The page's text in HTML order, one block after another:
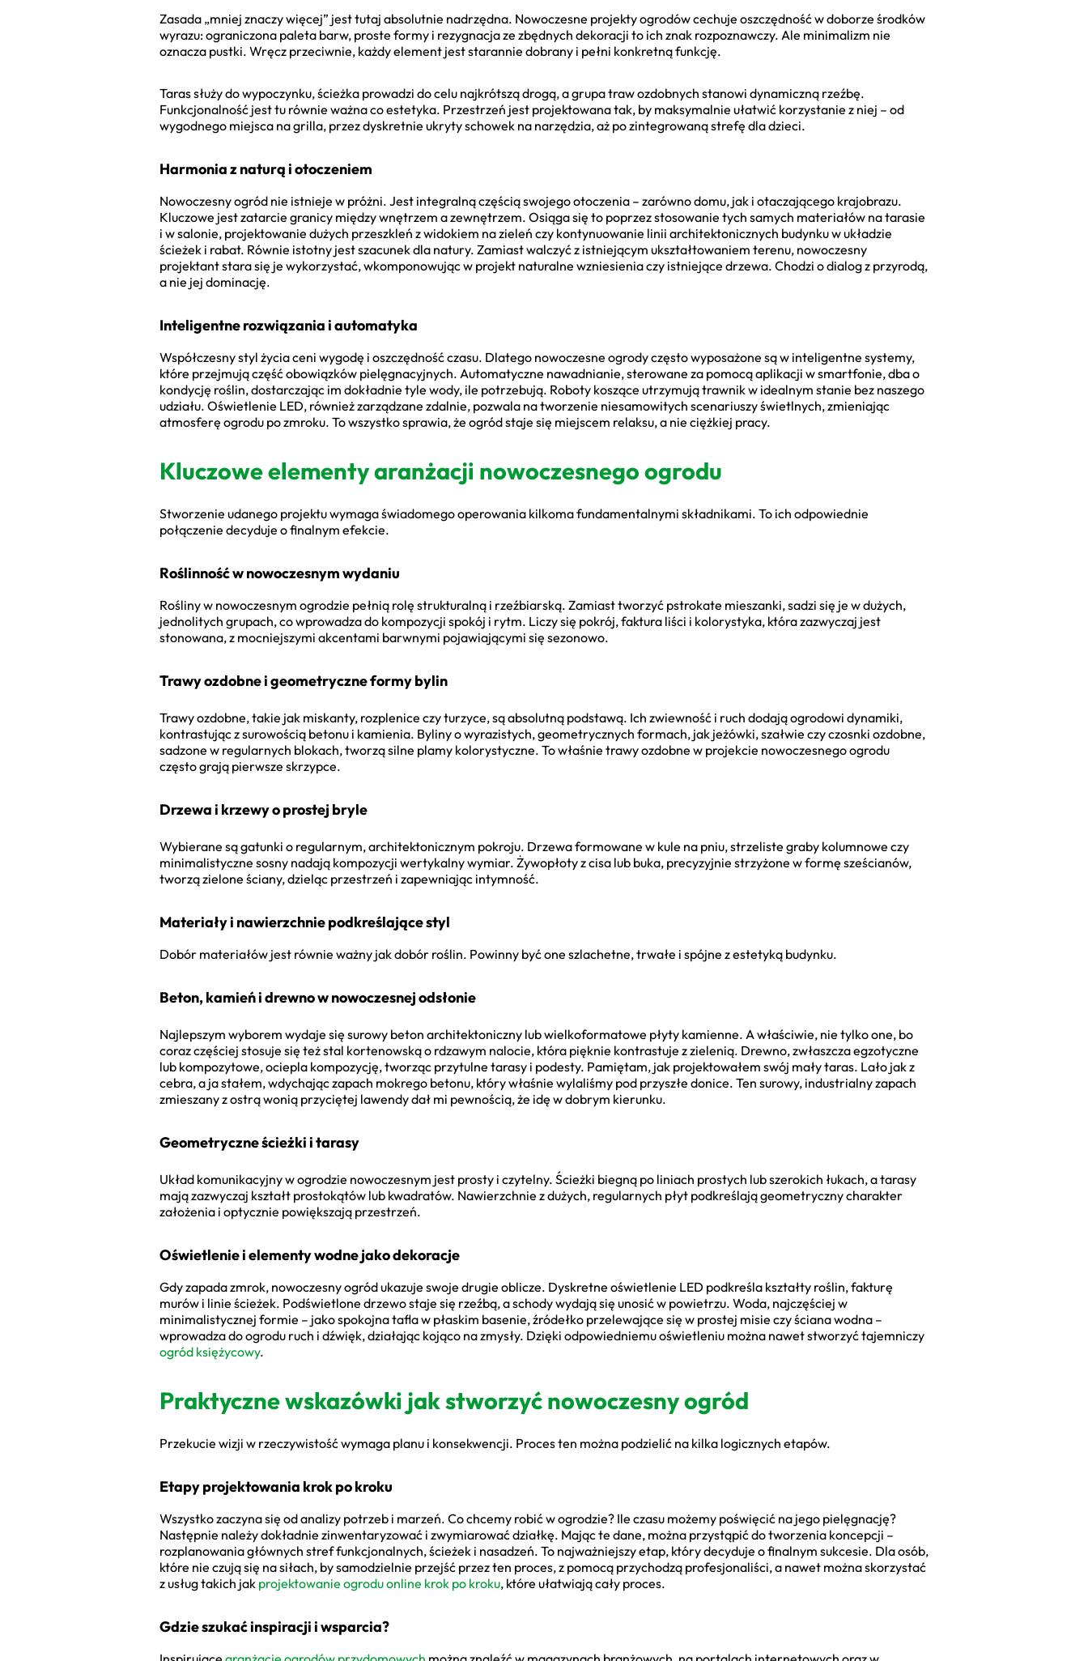
Zasada „mniej znaczy więcej” jest tutaj absolutnie nadrzędna. Nowoczesne projekty ogrodów cechuje oszczędność w doborze środków
wyrazu: ograniczona paleta barw, proste formy i rezygnacja ze zbędnych dekoracji to ich znak rozpoznawczy. Ale minimalizm nie
oznacza pustki. Wręcz przeciwnie, każdy element jest starannie dobrany i pełni konkretną funkcję.
Taras służy do wypoczynku, ścieżka prowadzi do celu najkrótszą drogą, a grupa traw ozdobnych stanowi dynamiczną rzeźbę.
Funkcjonalność jest tu równie ważna co estetyka. Przestrzeń jest projektowana tak, by maksymalnie ułatwić korzystanie z niej – od
wygodnego miejsca na grilla, przez dyskretnie ukryty schowek na narzędzia, aż po zintegrowaną strefę dla dzieci.
Harmonia z naturą i otoczeniem
Nowoczesny ogród nie istnieje w próżni. Jest integralną częścią swojego otoczenia – zarówno domu, jak i otaczającego krajobrazu.
Kluczowe jest zatarcie granicy między wnętrzem a zewnętrzem. Osiąga się to poprzez stosowanie tych samych materiałów na tarasie
i w salonie, projektowanie dużych przeszkleń z widokiem na zieleń czy kontynuowanie linii architektonicznych budynku w układzie
ścieżek i rabat. Równie istotny jest szacunek dla natury. Zamiast walczyć z istniejącym ukształtowaniem terenu, nowoczesny
projektant stara się je wykorzystać, wkomponowując w projekt naturalne wzniesienia czy istniejące drzewa. Chodzi o dialog z przyrodą,
a nie jej dominację.
Inteligentne rozwiązania i automatyka
Współczesny styl życia ceni wygodę i oszczędność czasu. Dlatego nowoczesne ogrody często wyposażone są w inteligentne systemy,
które przejmują część obowiązków pielęgnacyjnych. Automatyczne nawadnianie, sterowane za pomocą aplikacji w smartfonie, dba o
kondycję roślin, dostarczając im dokładnie tyle wody, ile potrzebują. Roboty koszące utrzymują trawnik w idealnym stanie bez naszego
udziału. Oświetlenie LED, również zarządzane zdalnie, pozwala na tworzenie niesamowitych scenariuszy świetlnych, zmieniając
atmosferę ogrodu po zmroku. To wszystko sprawia, że ogród staje się miejscem relaksu, a nie ciężkiej pracy.
Kluczowe elementy aranżacji nowoczesnego ogrodu
Stworzenie udanego projektu wymaga świadomego operowania kilkoma fundamentalnymi składnikami. To ich odpowiednie
połączenie decyduje o finalnym efekcie.
Roślinność w nowoczesnym wydaniu
Rośliny w nowoczesnym ogrodzie pełnią rolę strukturalną i rzeźbiarską. Zamiast tworzyć pstrokate mieszanki, sadzi się je w dużych,
jednolitych grupach, co wprowadza do kompozycji spokój i rytm. Liczy się pokrój, faktura liści i kolorystyka, która zazwyczaj jest
stonowana, z mocniejszymi akcentami barwnymi pojawiającymi się sezonowo.
Trawy ozdobne i geometryczne formy bylin
Trawy ozdobne, takie jak miskanty, rozplenice czy turzyce, są absolutną podstawą. Ich zwiewność i ruch dodają ogrodowi dynamiki,
kontrastując z surowością betonu i kamienia. Byliny o wyrazistych, geometrycznych formach, jak jeżówki, szałwie czy czosnki ozdobne,
sadzone w regularnych blokach, tworzą silne plamy kolorystyczne. To właśnie trawy ozdobne w projekcie nowoczesnego ogrodu
często grają pierwsze skrzypce.
Drzewa i krzewy o prostej bryle
Wybierane są gatunki o regularnym, architektonicznym pokroju. Drzewa formowane w kule na pniu, strzeliste graby kolumnowe czy
minimalistyczne sosny nadają kompozycji wertykalny wymiar. Żywopłoty z cisa lub buka, precyzyjnie strzyżone w formę sześcianów,
tworzą zielone ściany, dzieląc przestrzeń i zapewniając intymność.
Materiały i nawierzchnie podkreślające styl
Dobór materiałów jest równie ważny jak dobór roślin. Powinny być one szlachetne, trwałe i spójne z estetyką budynku.
Beton, kamień i drewno w nowoczesnej odsłonie
Najlepszym wyborem wydaje się surowy beton architektoniczny lub wielkoformatowe płyty kamienne. A właściwie, nie tylko one, bo
coraz częściej stosuje się też stal kortenowską o rdzawym nalocie, która pięknie kontrastuje z zielenią. Drewno, zwłaszcza egzotyczne
lub kompozytowe, ociepla kompozycję, tworząc przytulne tarasy i podesty. Pamiętam, jak projektowałem swój mały taras. Lało jak z
cebra, a ja stałem, wdychając zapach mokrego betonu, który właśnie wylaliśmy pod przyszłe donice. Ten surowy, industrialny zapach
zmieszany z ostrą wonią przyciętej lawendy dał mi pewnością, że idę w dobrym kierunku.
Geometryczne ścieżki i tarasy
Układ komunikacyjny w ogrodzie nowoczesnym jest prosty i czytelny. Ścieżki biegną po liniach prostych lub szerokich łukach, a tarasy
mają zazwyczaj kształt prostokątów lub kwadratów. Nawierzchnie z dużych, regularnych płyt podkreślają geometryczny charakter
założenia i optycznie powiększają przestrzeń.
Oświetlenie i elementy wodne jako dekoracje
Gdy zapada zmrok, nowoczesny ogród ukazuje swoje drugie oblicze. Dyskretne oświetlenie LED podkreśla kształty roślin, fakturę
murów i linie ścieżek. Podświetlone drzewo staje się rzeźbą, a schody wydają się unosić w powietrzu. Woda, najczęściej w
minimalistycznej formie – jako spokojna tafla w płaskim basenie, źródełko przelewające się w prostej misie czy ściana wodna –
wprowadza do ogrodu ruch i dźwięk, działając kojąco na zmysły. Dzięki odpowiedniemu oświetleniu można nawet stworzyć tajemniczy
ogród księżycowy.
Praktyczne wskazówki jak stworzyć nowoczesny ogród
Przekucie wizji w rzeczywistość wymaga planu i konsekwencji. Proces ten można podzielić na kilka logicznych etapów.
Etapy projektowania krok po kroku
Wszystko zaczyna się od analizy potrzeb i marzeń. Co chcemy robić w ogrodzie? Ile czasu możemy poświęcić na jego pielęgnację?
Następnie należy dokładnie zinwentaryzować i zwymiarować działkę. Mając te dane, można przystąpić do tworzenia koncepcji –
rozplanowania głównych stref funkcjonalnych, ścieżek i nasadzeń. To najważniejszy etap, który decyduje o finalnym sukcesie. Dla osób,
które nie czują się na siłach, by samodzielnie przejść przez ten proces, z pomocą przychodzą profesjonaliści, a nawet można skorzystać
z usług takich jak projektowanie ogrodu online krok po kroku, które ułatwiają cały proces.
Gdzie szukać inspiracji i wsparcia?